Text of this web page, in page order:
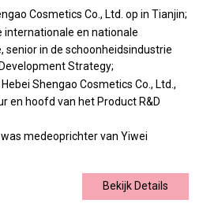
Cosmetics Co., Ltd. op in Tianjin;
internationale en nationale
senior in de schoonheidsindustrie
Strategy;
Shengao Cosmetics Co., Ltd.,
en hoofd van het Product R&D
medeoprichter van Yiwei
Bekijk Details